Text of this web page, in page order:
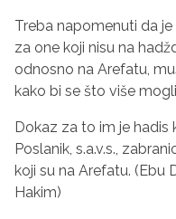
Treba napomenuti da
za one koji nisu na
odnosno na Arefatu,
kako bi se što više
Dokaz za to im je hadis
Poslanik, s.a.v.s.,
koji su na Arefatu. (Ebu
Hakim)